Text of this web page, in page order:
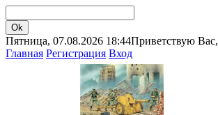
Пятница, 07.08.2026 18:44Приветствую Вас,
Главная Регистрация Вход